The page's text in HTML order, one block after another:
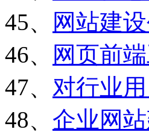
45、
网站建
46、
网页前
47、 对行业
48、 企业网